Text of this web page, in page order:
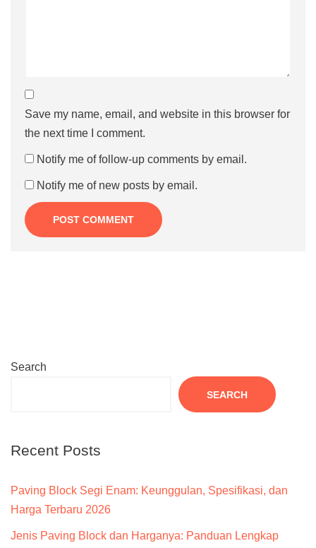
Save my name, email, and website in this browser for
the next time I comment.
Notify me of follow-up comments by email.
Notify me of new posts by email.
Search
SEARCH
Recent Posts
Paving Block Segi Enam: Keunggulan, Spesifikasi, dan
Harga Terbaru 2026
Jenis Paving Block dan Harganya: Panduan Lengkap